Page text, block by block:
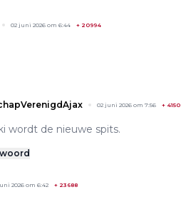
02 juni 2026 om 6:44 + 20994
02 juni 2026 om 7:56 + 4150
wordt de nieuwe spits.
2026 om 6:42 + 23688